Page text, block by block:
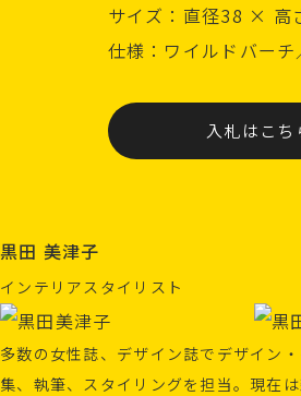
サイズ：直径38 × 高
仕様：ワイルドバー
入札はこち
黒田 美津子
インテリアスタイリスト
多数の女性誌、デザイン誌でデザイン
集、執筆、スタイリングを担当。現在